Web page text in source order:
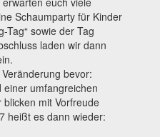
Schaumparty für Kinder
Tag“ sowie der Tag
laden wir dann
bevor:
umfangreichen
mit Vorfreude
heißt es dann wieder: